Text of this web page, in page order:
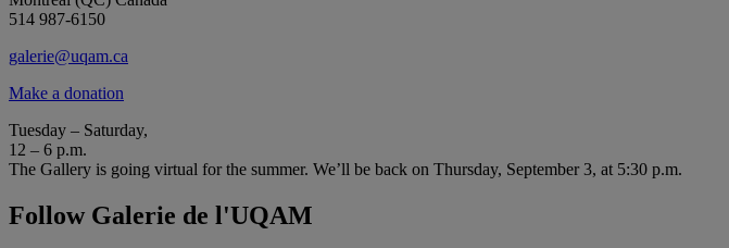
514 987-6150
galerie@uqam.ca
Make a donation
Tuesday – Saturday,
12 – 6 p.m.
The Gallery is going virtual for the summer. We’ll be back on Thursday, September 3, at 5:30 p.m.
Follow Galerie de l'UQAM